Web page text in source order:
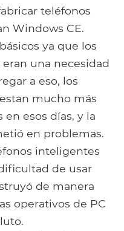
teléfonos
Windows CE.
ya que los
una necesidad
a eso, los
mucho más
esos días, y la
en problemas.
inteligentes
de usar
de manera
operativos de PC